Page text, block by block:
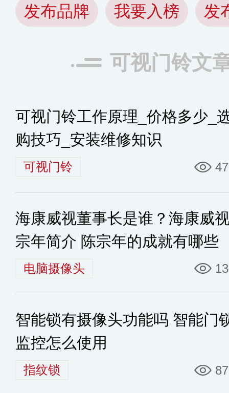
发布品牌 我要入榜 发
可视门铃文
可视门铃工作原理_价格多少_
购技巧_安装维修知识
可视门铃
海康威视董事长是谁？海康威
宗年简介 陈宗年的成就有哪些
电脑摄像头
智能锁有摄像头功能吗 智能门
监控怎么使用
指纹锁